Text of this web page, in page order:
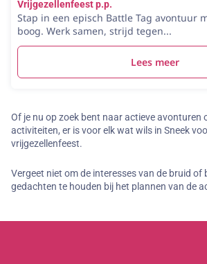
Vrijgezellenfeest p.p.
Stap in een episch Battle Tag avontuur
boog. Werk samen, strijd tegen...
Lees meer
Of je nu op zoek bent naar actieve avonturen
activiteiten, er is voor elk wat wils in Sneek
vrijgezellenfeest.
Vergeet niet om de interesses van de bruid of
gedachten te houden bij het plannen van de